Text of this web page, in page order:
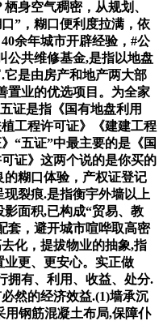
身空气稠密，从规划、
”，糊口便利度拉满，依
余年城市开辟经验，#公
公共维修基金,是指以地盘
是由房产和地产两大部
置业的优选项目。为全家
证是指《国有地盘利用
工程许可证》《建建工程
“五证”中最主要的是《国
证》这两个说的是你买的
的糊口体验，产权证登记
裂痕.是指衡宇外墙以上
影面积,已构成“贸易、教
套，避开城市喧哗取高密
化，提拔物业的抽象,指
更、更安心。实正做
拥有、利用、收益、处分.
然的经济效益.(1)墙承沉
钢筋混凝土布局,保障仆